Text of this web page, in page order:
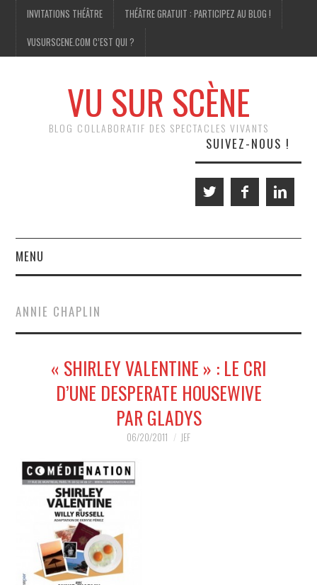
INVITATIONS THÉÂTRE THÉÂTRE GRATUIT : PARTICIPEZ AU BLOG !
VUSURSCENE.COM C’EST QUI ?
VU SUR SCÈNE
BLOG COLLABORATIF DES SPECTACLES VIVANTS
SUIVEZ-NOUS !
MENU
MUSIQUE
HUMOUR
SPECTACLE
PROPOSER UN SPECTACLE
ANNIE CHAPLIN
« SHIRLEY VALENTINE » : LE CRI
D’UNE DESPERATE HOUSEWIVE
PAR GLADYS
06/20/2011 JEF